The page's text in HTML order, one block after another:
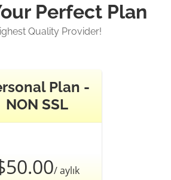
Perfect Plan
Quality Provider!
Plan -
NON SSL
/ aylık